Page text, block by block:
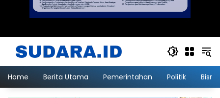
Home Berita Utama Pemerintahan Politik